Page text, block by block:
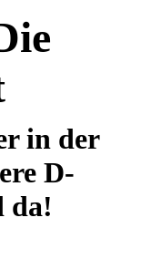
in der
D-
da!